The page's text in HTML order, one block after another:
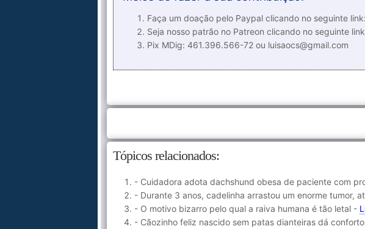
Faça um doação pelo Paypal clicando no seguinte link:
Seja nosso patrão no Patreon clicando no seguinte
Pix MDig: 461.396.566-72 ou luisaocs@gmail.com
Tópicos relacionados:
- Cuidadora adota dachshund obesa de paciente com
- Durante 3 anos, cadelinha arrastou um enorme tumor,
- O motivo bizarro pelo qual a raiva humana é tão letal -
- Cãozinho feliz nascido sem patas dianteiras dá